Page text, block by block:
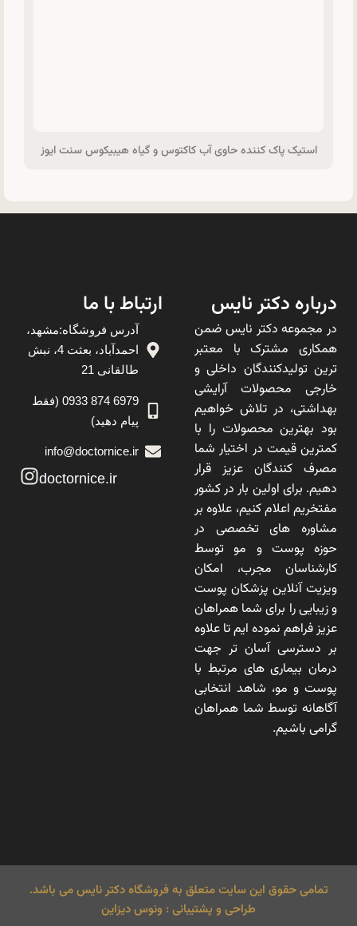
استیک پاک کننده حاوی آب کاکتوس و گیاه هیبیکوس سنت ایوز
درباره دکتر نایس
در مجموعه دکتر نایس ضمن
همکاری مشترک با معتبر
ترین تولیدکنندگان داخلی و
خارجی محصولات آرایشی
بهداشتی، در تلاش خواهیم
بود بهترین محصولات را با
کمترین قیمت در اختیار شما
مصرف کنندگان عزیز قرار
دهیم. برای اولین بار در کشور
مفتخریم اعلام کنیم، علاوه بر
مشاوره های تخصصی در
حوزه پوست و مو توسط
کارشناسان مجرب، امکان
ویزیت آنلاین پزشکان پوست
و زیبایی را برای شما همراهان
عزیز فراهم نموده ایم تا علاوه
بر دسترسی آسان تر جهت
درمان بیماری های مرتبط با
پوست و مو، شاهد انتخابی
آگاهانه توسط شما همراهان
گرامی باشیم.
ارتباط با ما
آدرس فروشگاه:مشهد،
احمدآباد، بعثت 4، نبش
طالقانی 21
6979 874 0933 (فقط
پیام دهید)
info@doctornice.ir
doctornice.ir
تمامی حقوق این سایت متعلق به فروشگاه دکتر نایس می باشد.
طراحی و پشتیبانی : ونوس دیزاین